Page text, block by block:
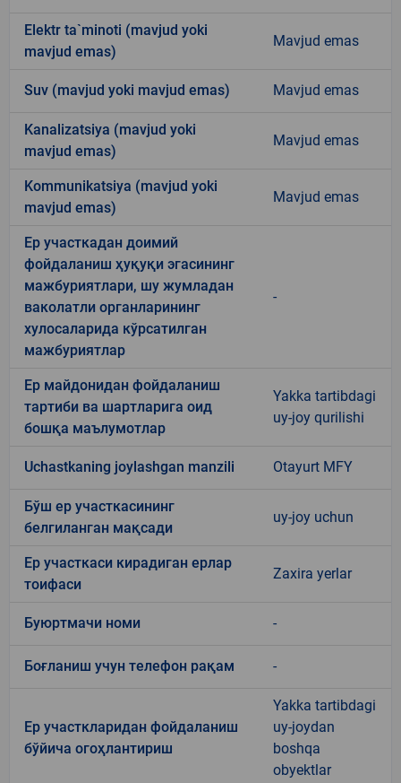
Elektr ta`minoti (mavjud yoki
mavjud emas)
Mavjud emas
Suv (mavjud yoki mavjud emas) Mavjud emas
Kanalizatsiya (mavjud yoki
mavjud emas)
Mavjud emas
Kommunikatsiya (mavjud yoki
mavjud emas)
Mavjud emas
Ер участкадан доимий
фойдаланиш ҳуқуқи эгасининг
мажбуриятлари, шу жумладан
ваколатли органларининг
хулосаларида кўрсатилган
мажбуриятлар
-
Ер майдонидан фойдаланиш
тартиби ва шартларига оид
бошқа маълумотлар
Yakka tartibdagi
uy-joy qurilishi
Uchastkaning joylashgan manzili Otayurt MFY
Бўш ер участкасининг
белгиланган мақсади
uy-joy uchun
Ер участкаси кирадиган ерлар
тоифаси
Zaxira yerlar
Буюртмачи номи -
Боғланиш учун телефон рақам -
Ер участкларидан фойдаланиш
бўйича огоҳлантириш
Yakka tartibdagi
uy-joydan
boshqa
obyektlar